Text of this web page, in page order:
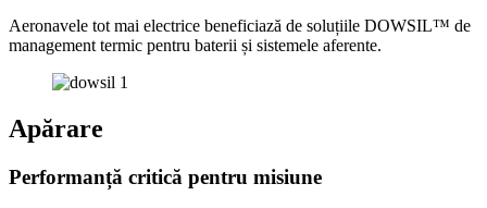
Aeronavele tot mai electrice beneficiază de soluțiile DOWSIL™ de
management termic pentru baterii și sistemele aferente.
Apărare
Performanță critică pentru misiune